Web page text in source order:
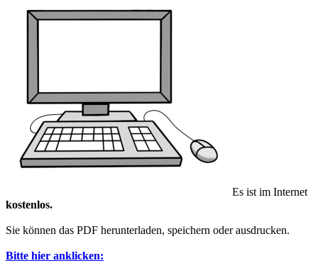
Es ist im Internet
kostenlos.
Sie können das PDF herunterladen, speichern oder ausdrucken.
Bitte hier anklicken: